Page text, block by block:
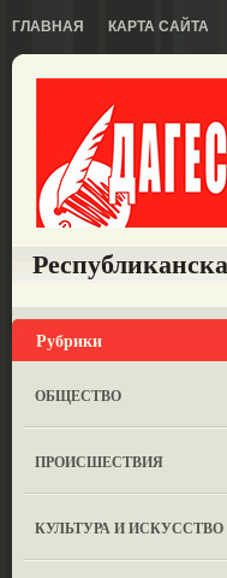
ГЛАВНАЯ КАРТА САЙТА
Рубрики
ОБЩЕСТВО
ПРОИСШЕСТВИЯ
КУЛЬТУРА И ИСКУССТВО